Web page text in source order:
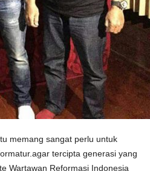
memang sangat perlu untuk
tercipta generasi yang
Wartawan Reformasi Indonesia